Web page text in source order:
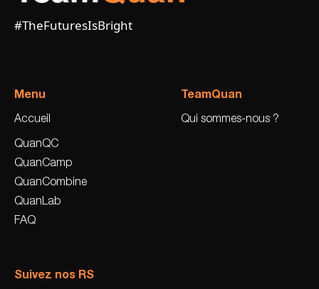
#TheFuturesIsBright
Menu
Accueil
QuanQC
QuanCamp
QuanCombine
QuanLab
FAQ
TeamQuan
Qui sommes-nous ?
Suivez nos RS